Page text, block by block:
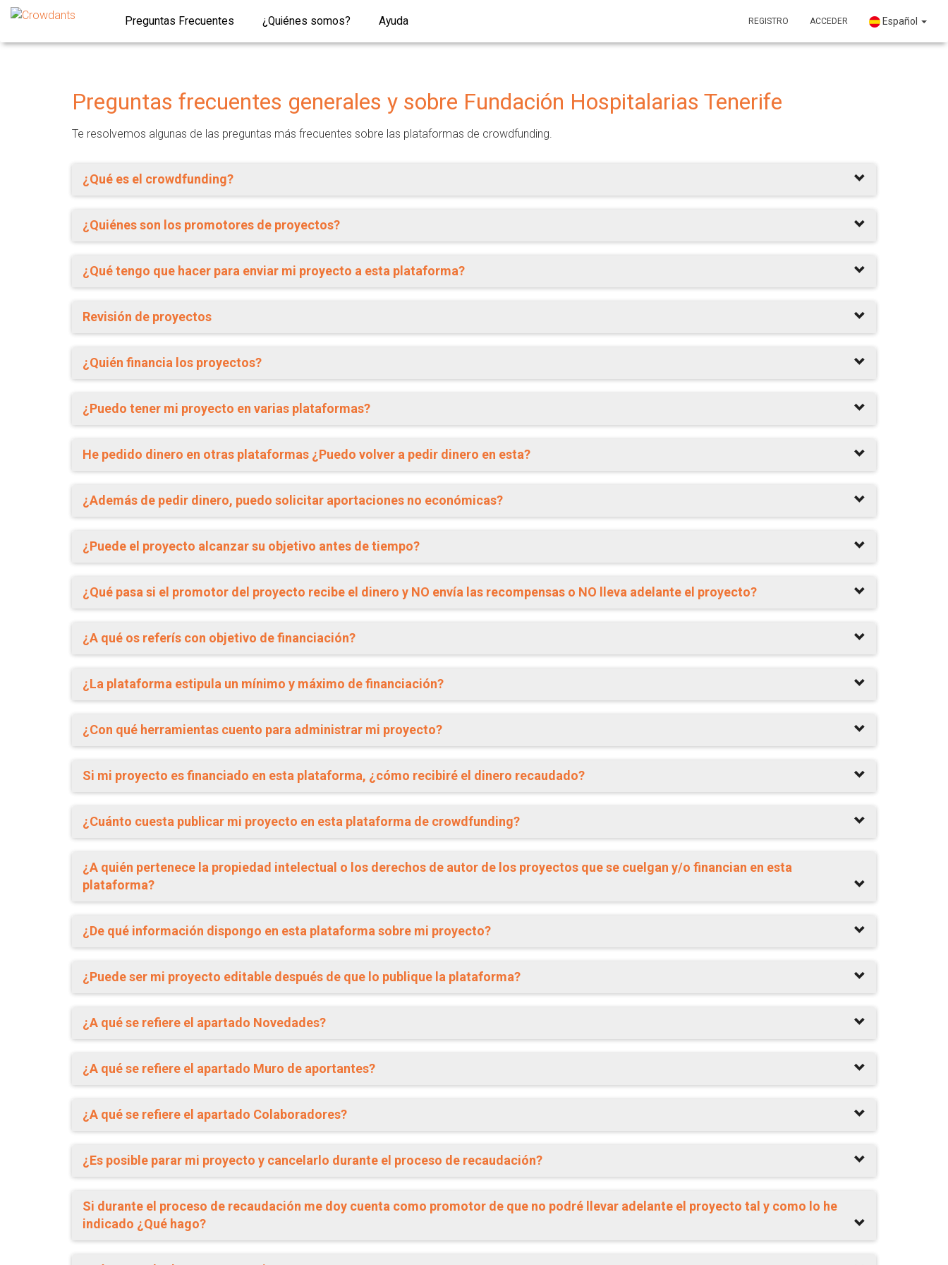
Preguntas Frecuentes ¿Quiénes somos? Ayuda REGISTRO ACCEDER Español
Preguntas frecuentes generales y sobre Fundación Hospitalarias Tenerife
Te resolvemos algunas de las preguntas más frecuentes sobre las plataformas de crowdfunding.
¿Qué es el crowdfunding?
¿Quiénes son los promotores de proyectos?
¿Qué tengo que hacer para enviar mi proyecto a esta plataforma?
Revisión de proyectos
¿Quién financia los proyectos?
¿Puedo tener mi proyecto en varias plataformas?
He pedido dinero en otras plataformas ¿Puedo volver a pedir dinero en esta?
¿Además de pedir dinero, puedo solicitar aportaciones no económicas?
¿Puede el proyecto alcanzar su objetivo antes de tiempo?
¿Qué pasa si el promotor del proyecto recibe el dinero y NO envía las recompensas o NO lleva adelante el proyecto?
¿A qué os referís con objetivo de financiación?
¿La plataforma estipula un mínimo y máximo de financiación?
¿Con qué herramientas cuento para administrar mi proyecto?
Si mi proyecto es financiado en esta plataforma, ¿cómo recibiré el dinero recaudado?
¿Cuánto cuesta publicar mi proyecto en esta plataforma de crowdfunding?
¿A quién pertenece la propiedad intelectual o los derechos de autor de los proyectos que se cuelgan y/o financian en esta
plataforma?
¿De qué información dispongo en esta plataforma sobre mi proyecto?
¿Puede ser mi proyecto editable después de que lo publique la plataforma?
¿A qué se refiere el apartado Novedades?
¿A qué se refiere el apartado Muro de aportantes?
¿A qué se refiere el apartado Colaboradores?
¿Es posible parar mi proyecto y cancelarlo durante el proceso de recaudación?
Si durante el proceso de recaudación me doy cuenta como promotor de que no podré llevar adelante el proyecto tal y como lo he
indicado ¿Qué hago?